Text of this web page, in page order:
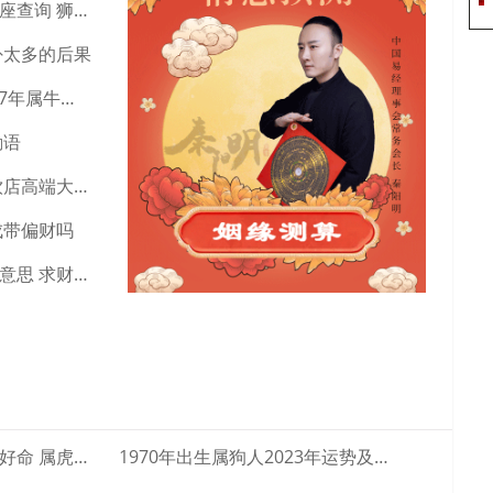
狮子座最准确的上升星座查询 狮子座明日考试运势
多的后果
97年属牛女今年婚姻 97年属牛人女注定的婚姻
一听就想吃的店名 冷饮店高端大气的店名字
偏财吗
求财劳力交易阻是什么意思 求财劳力能得到财吗
属虎女阴历几月出生最好命 属虎的几月出生···
1970年出生属狗人2023年运势及运程···